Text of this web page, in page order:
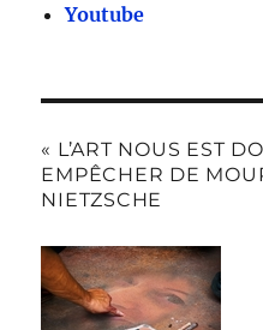
Youtube
« L’ART NOUS EST
EMPÊCHER DE
NIETZSCHE